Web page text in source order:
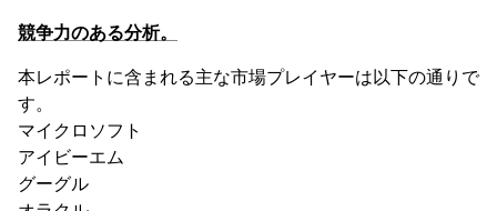
競争力のある分析。
本レポートに含まれる主な市場プレイヤーは以下の通りで
す。
マイクロソフト
アイビーエム
グーグル